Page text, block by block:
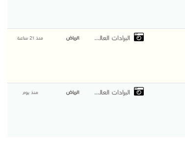
البرادات العالمية الرياض منذ 21 ساعة
البرادات العالمية الرياض منذ يوم